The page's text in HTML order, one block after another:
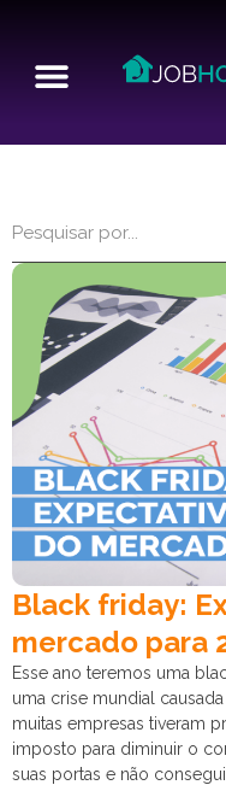
Black friday:
mercado para
Esse ano teremos uma
uma crise mundial
muitas empresas tiveram
imposto para diminuir o
suas portas e não